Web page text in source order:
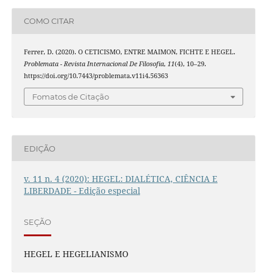
COMO CITAR
Ferrer, D. (2020). O CETICISMO, ENTRE MAIMON, FICHTE E HEGEL.
Problemata - Revista Internacional De Filosofia, 11(4), 10–29.
https://doi.org/10.7443/problemata.v11i4.56363
Fomatos de Citação
EDIÇÃO
v. 11 n. 4 (2020): HEGEL: DIALÉTICA, CIÊNCIA E
LIBERDADE - Edição especial
SEÇÃO
HEGEL E HEGELIANISMO